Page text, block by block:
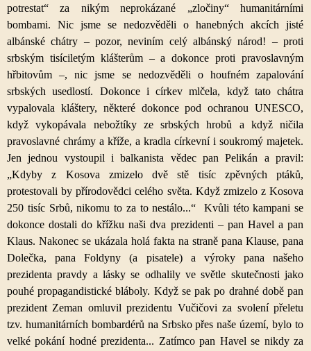
potrestat“ za nikým neprokázané „zločiny“ humanitárními
bombami. Nic jsme se nedozvěděli o hanebných akcích jisté
albánské chátry – pozor, neviním celý albánský národ! – proti
srbským tisíciletým klášterům – a dokonce proti pravoslavným
hřbitovům –, nic jsme se nedozvěděli o houfném zapalování
srbských usedlostí. Dokonce i církev mlčela, když tato chátra
vypalovala kláštery, některé dokonce pod ochranou UNESCO,
když vykopávala nebožtíky ze srbských hrobů a když ničila
pravoslavné chrámy a kříže, a kradla církevní i soukromý majetek.
Jen jednou vystoupil i balkanista vědec pan Pelikán a pravil:
„Kdyby z Kosova zmizelo dvě stě tisíc zpěvných ptáků,
protestovali by přírodovědci celého světa. Když zmizelo z Kosova
250 tisíc Srbů, nikomu to za to nestálo...“ Kvůli této kampani se
dokonce dostali do křížku naši dva prezidenti – pan Havel a pan
Klaus. Nakonec se ukázala holá fakta na straně pana Klause, pana
Dolečka, pana Foldyny (a pisatele) a výroky pana našeho
prezidenta pravdy a lásky se odhalily ve světle skutečnosti jako
pouhé propagandistické bláboly. Když se pak po drahné době pan
prezident Zeman omluvil prezidentu Vučičovi za svolení přeletu
tzv. humanitárních bombardérů na Srbsko přes naše území, bylo to
velké pokání hodné prezidenta... Zatímco pan Havel se nikdy za